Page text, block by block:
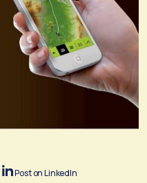
Post on LinkedIn